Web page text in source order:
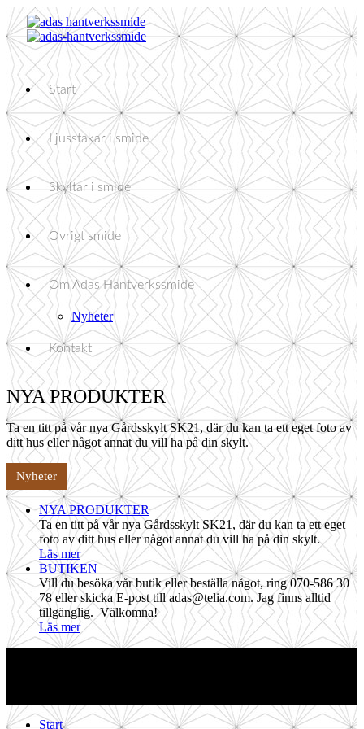
Start
Ljusstakar i smide
Skyltar i smide
Övrigt smide
Om Adas Hantverkssmide
Nyheter
Kontakt
NYA PRODUKTER
Ta en titt på vår nya Gårdsskylt SK21, där du kan ta ett eget foto av
ditt hus eller något annat du vill ha på din skylt.
Nyheter
NYA PRODUKTER
Ta en titt på vår nya Gårdsskylt SK21, där du kan ta ett eget
foto av ditt hus eller något annat du vill ha på din skylt.
Läs mer
BUTIKEN
Vill du besöka vår butik eller beställa något, ring 070-586 30
78 eller skicka E-post till adas@telia.com. Jag finns alltid
tillgänglig. Välkomna!
Läs mer
Start